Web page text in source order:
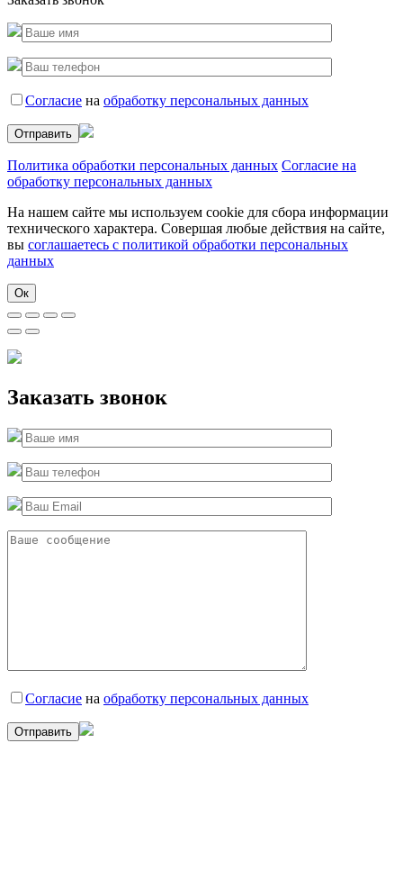
Согласие на обработку персональных данных
Политика обработки персональных данных Согласие на
обработку персональных данных
На нашем сайте мы используем cookie для сбора информации
технического характера. Совершая любые действия на сайте,
вы соглашаетесь с политикой обработки персональных
данных
Ок
Заказать звонок
Согласие на обработку персональных данных